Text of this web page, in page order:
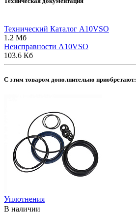
Технический Каталог A10VSO
1.2 Мб
Неисправности A10VSO
103.6 Кб
C этим товаром дополнительно приобретают:
Уплотнения
В наличии